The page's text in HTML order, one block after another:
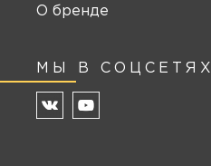
О бренде
МЫ В СОЦСЕТЯХ